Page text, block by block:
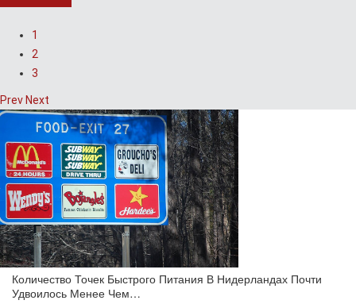
1
2
3
Prev Next
Количество Точек Быстрого Питания В Нидерландах Почти
Удвоилось Менее Чем…